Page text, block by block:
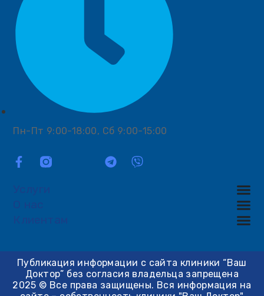
Услуги
О нас
Клиентам
Пн-Пт 9:00-18:00, Сб 9:00-15:00
Публикация информации с сайта клиники “Ваш
Доктор” без согласия владельца запрещена
2025 © Все права защищены. Вся информация на